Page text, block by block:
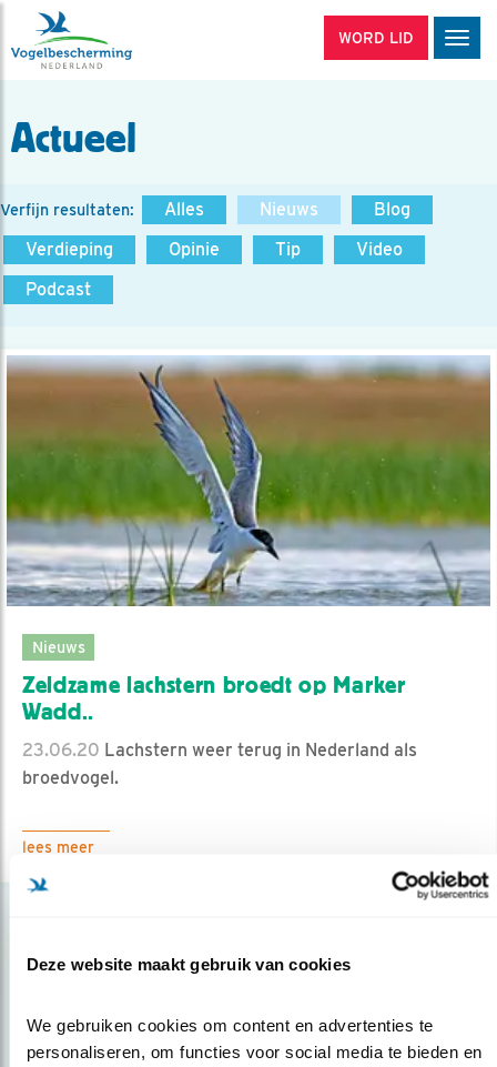
Deze website maakt gebruik van cookies
We gebruiken cookies om content en advertenties te
personaliseren, om functies voor social media te bieden en
WORD LID
Actueel
Verfijn resultaten: Alles Nieuws
Blog
Verdieping
Opinie Tip
Video
Podcast
Nieuws
Zeldzame lachstern broedt op Marker
Wadd..
23.06.20 Lachstern weer terug in Nederland als
broedvogel.
lees meer